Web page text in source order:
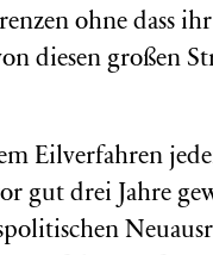
ohne dass
diesen großen
Eilverfahren
gut drei Jahre